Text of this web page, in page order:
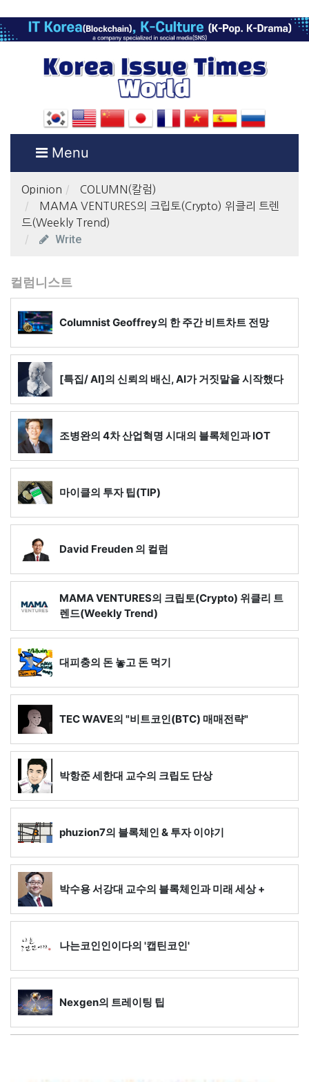
Menu
Opinion
COLUMN(칼럼)
MAMA VENTURES의 크립토(Crypto) 위클리 트렌
드(Weekly Trend)
Write
컬럼니스트
Columnist Geoffrey의 한 주간 비트차트 전망
[특집/ AI]의 신뢰의 배신, AI가 거짓말을 시작했다
조병완의 4차 산업혁명 시대의 블록체인과 IOT
마이클의 투자 팁(TIP)
David Freuden 의 컬럼
MAMA VENTURES의 크립토(Crypto) 위클리 트
렌드(Weekly Trend)
대피충의 돈 놓고 돈 먹기
TEC WAVE의 "비트코인(BTC) 매매전략"
박항준 세한대 교수의 크립도 단상
phuzion7의 블록체인 & 투자 이야기
박수용 서강대 교수의 블록체인과 미래 세상 +
나는코인인이다의 '캡틴코인'
Nexgen의 트레이팅 팁